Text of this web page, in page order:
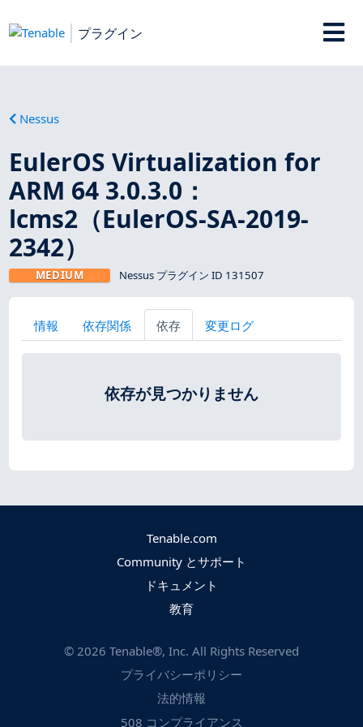
プラグイン
Nessus
EulerOS Virtualization for
ARM 64 3.0.3.0：
lcms2（EulerOS-SA-2019-
2342）
MEDIUM Nessus プラグイン ID 131507
情報 依存関係 依存 変更ログ
依存が見つかりません
Tenable.com
Community とサポート
ドキュメント
教育
© 2026 Tenable®, Inc. All Rights Reserved
プライバシーポリシー
法的情報
508 コンプライアンス